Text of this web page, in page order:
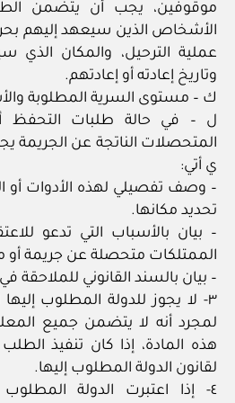
موقوفين، يجب أن يتضمن
الأشخاص الذين سيعهد إليهم
عملية الترحيل، والمكان الذي
وتاريخ إعادته أو إعادتهم.
ك – مستوى السرية المطلوبة
ل – في حالة طلبات التحفظ
المتحصلات الناتجة عن الجريمة
ي أتي:
– وصف تفصيلي لهذه الأدوات أو
تحديد مكانها.
– بيان بالأسباب التي تدعو
الممتلكات متحصلة عن جريمة
– بيان بالسند القانوني للملاحقة
٣- لا يجوز للدولة المطلوب
لمجرد أنه لا يتضمن جميع
هذه المادة، إذا كان تنفيذ
لقانون الدولة المطلوب إليها.
٤- إذا اعتبرت الدولة